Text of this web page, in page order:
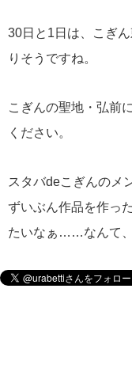
30日と1日は、こぎ
りそうですね。
こぎんの聖地・弘前
ください。
スタバdeこぎんのメ
ずいぶん作品を作っ
たいなぁ……なんて、